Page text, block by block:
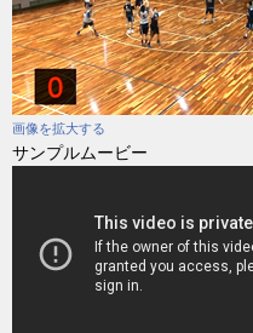
画像を拡大する
サンプルムービー